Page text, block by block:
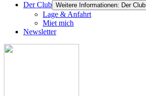
Der Club Weitere Informationen: Der Club
Lage & Anfahrt
Miet mich
Newsletter